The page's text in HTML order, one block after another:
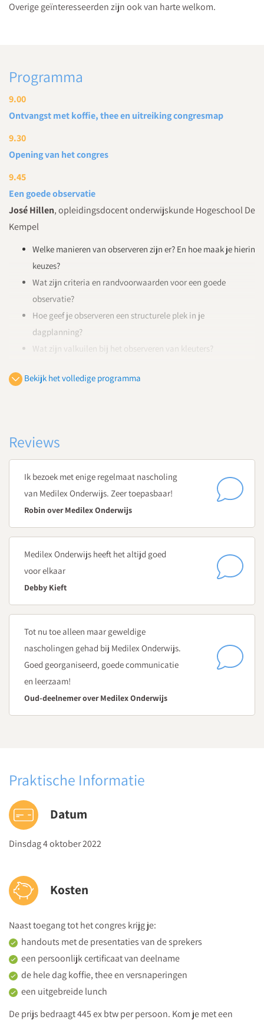
Overige geïnteresseerden zijn ook van harte welkom.
Programma
9.00
Ontvangst met koffie, thee en uitreiking congresmap
9.30
Opening van het congres
9.45
Een goede observatie
José Hillen, opleidingsdocent onderwijskunde Hogeschool De
Kempel
Welke manieren van observeren zijn er? En hoe maak je hierin
keuzes?
Wat zijn criteria en randvoorwaarden voor een goede
observatie?
Hoe geef je observeren een structurele plek in je
dagplanning?
Wat zijn valkuilen bij het observeren van kleuters?
10.45
Koffie- en theepauze
Anouk Brouns
betrokkenheid?
Hoe observeer je betrokkenheid aan de hand van
betrokkenheidssignalen en de schaalwaarden van de
Leuvense Betrokkenheidsschaal?
Observeren als basis voor een beredeneerd spel- en
activiteitenaanbod
12.00
Verzorgde lunch
13.00-16.15 SUBSESSIES
Bij je inschrijving kies je twee subsessies. De eerste ronde
duurt van 13.00 uur tot 14.30 uur. Na de koffie- en theepauze is
de tweede ronde van 14.45 uur tot 16.15 uur.
A - Pedagogisch-didactisch observeren
Hoe zie je tijdens een observatie welke executieve functies en
denkvaardigheden een kleuter inzet?
Welke pedagogisch-didactische interventies zet je in na een
Mike Nijskens
zelfstandig onderwijsadviseur Topwijs.nl
Welke vaardigheden zijn van belang voor een goede start in
groep 3? En hoe zie je dit terug bij een kleuter?
Hoe beslis je bij twijfels over de overgang naar groep 3?
C - Spel observeren en begeleiden
Bekijk het volledige programma
Reviews
Ik bezoek met enige regelmaat nascholing
van Medilex Onderwijs. Zeer toepasbaar!
Robin over Medilex Onderwijs
Medilex Onderwijs heeft het altijd goed
voor elkaar
Debby Kieft
Tot nu toe alleen maar geweldige
nascholingen gehad bij Medilex Onderwijs.
Goed georganiseerd, goede communicatie
en leerzaam!
Oud-deelnemer over Medilex Onderwijs
Praktische Informatie
Datum
Dinsdag 4 oktober 2022
Kosten
Naast toegang tot het congres krijg je:
handouts met de presentaties van de sprekers
een persoonlijk certificaat van deelname
de hele dag koffie, thee en versnaperingen
een uitgebreide lunch
De prijs bedraagt 445 ex btw per persoon. Kom je met een